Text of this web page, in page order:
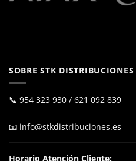
SOBRE STK DISTRIBUCIONES
📞 954 323 930 / 621 092 839
📧 info@stkdistribuciones.es
Horario Atención Cliente: